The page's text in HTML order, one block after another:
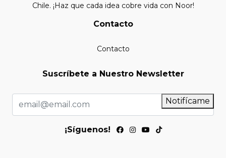
Chile. ¡Haz que cada idea cobre vida con Noor!
Contacto
Contacto
Suscríbete a Nuestro Newsletter
Notifícame
¡Síguenos!